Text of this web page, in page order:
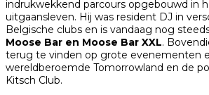
indrukwekkend parcours opgebouwd in
uitgaansleven. Hij was resident DJ in
Belgische clubs en is vandaag nog
Moose Bar en Moose Bar XXL.
terug te vinden op grote evenementen
wereldberoemde Tomorrowland en de
Kitsch Club.